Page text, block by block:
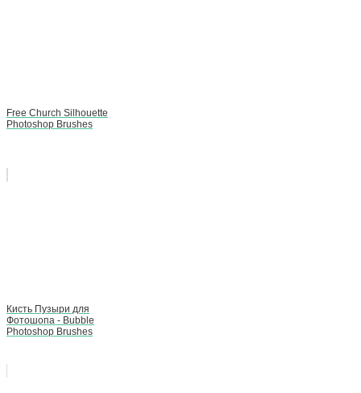
Free Church Silhouette
Photoshop Brushes
Кисть Пузыри для
Фотошопа - Bubble
Photoshop Brushes